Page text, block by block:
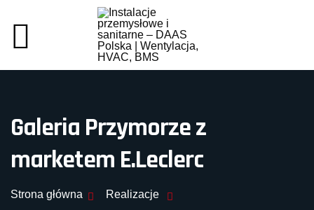
Galeria Przymorze z
marketem E.Leclerc
Strona główna
Realizacje